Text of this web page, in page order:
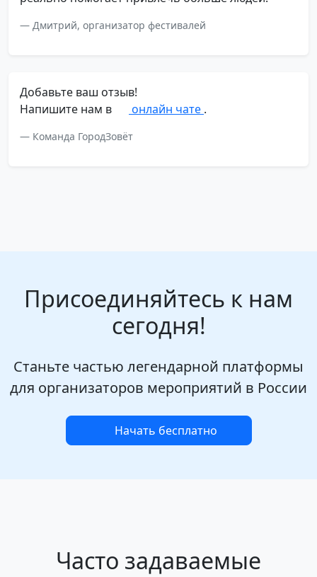
Дмитрий, организатор фестивалей
Добавьте ваш отзыв!
Напишите нам в
онлайн чате .
Команда ГородЗовёт
Присоединяйтесь к нам
сегодня!
Станьте частью легендарной платформы
для организаторов мероприятий в России
Начать бесплатно
Часто задаваемые